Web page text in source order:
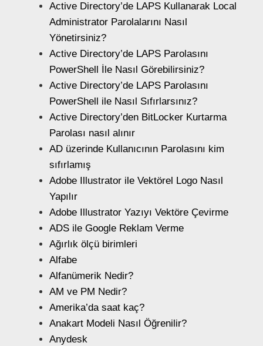
Active Directory’de LAPS Kullanarak Local
Administrator Parolalarını Nasıl
Yönetirsiniz?
Active Directory’de LAPS Parolasını
PowerShell İle Nasıl Görebilirsiniz?
Active Directory’de LAPS Parolasını
PowerShell ile Nasıl Sıfırlarsınız?
Active Directory’den BitLocker Kurtarma
Parolası nasıl alınır
AD üzerinde Kullanıcının Parolasını kim
sıfırlamış
Adobe Illustrator ile Vektörel Logo Nasıl
Yapılır
Adobe Illustrator Yazıyı Vektöre Çevirme
ADS ile Google Reklam Verme
Ağırlık ölçü birimleri
Alfabe
Alfanümerik Nedir?
AM ve PM Nedir?
Amerika’da saat kaç?
Anakart Modeli Nasıl Öğrenilir?
Anydesk